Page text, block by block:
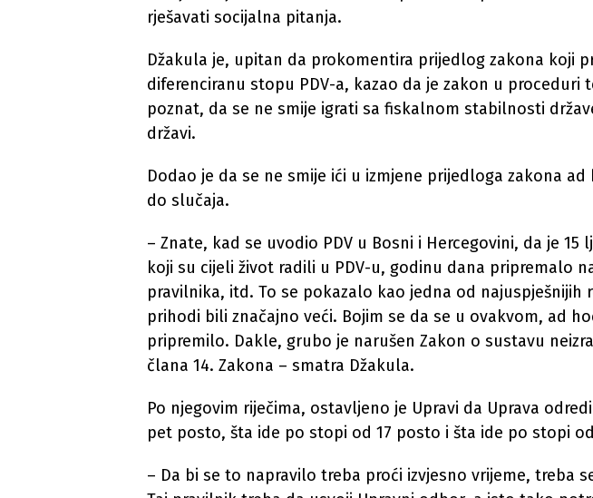
rješavati socijalna pitanja.
Džakula je, upitan da prokomentira prijedlog zakona koji
diferenciranu stopu PDV-a, kazao da je zakon u proceduri
poznat, da se ne smije igrati sa fiskalnom stabilnosti
državi.
Dodao je da se ne smije ići u izmjene prijedloga zakona
do slučaja.
– Znate, kad se uvodio PDV u Bosni i Hercegovini, da je 15
koji su cijeli život radili u PDV-u, godinu dana pripremalo
pravilnika, itd. To se pokazalo kao jedna od najuspješnijih
prihodi bili značajno veći. Bojim se da se u ovakvom, ad
pripremilo. Dakle, grubo je narušen Zakon o sustavu
člana 14. Zakona – smatra Džakula.
Po njegovim riječima, ostavljeno je Upravi da Uprava
pet posto, šta ide po stopi od 17 posto i šta ide po stopi
– Da bi se to napravilo treba proći izvjesno vrijeme, treba